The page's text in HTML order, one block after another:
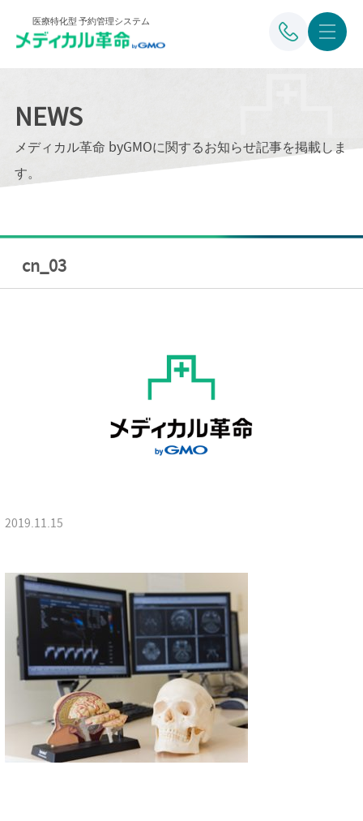
医療特化型 予約管理システム
NEWS
メディカル革命 byGMOに関するお知らせ記事を掲載しま
す。
cn_03
2019.11.15